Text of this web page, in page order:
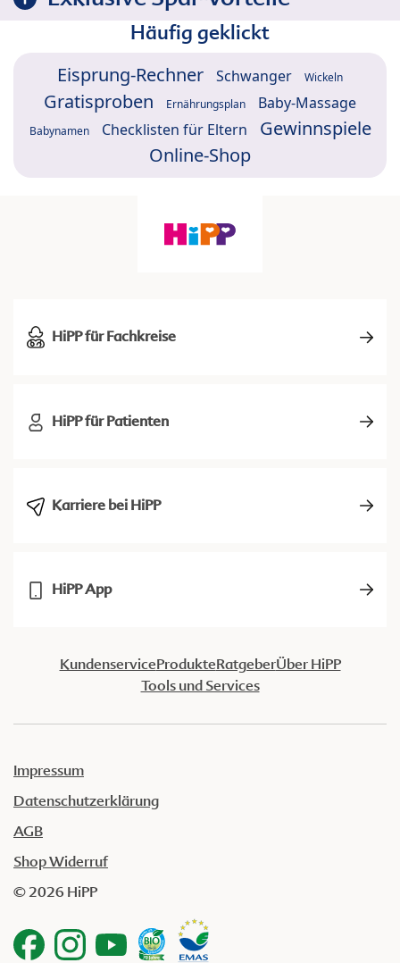
Häufig geklickt
Eisprung-Rechner Schwanger Wickeln
Gratisproben Ernährungsplan Baby-Massage
Babynamen Checklisten für Eltern
Gewinnspiele
Online-Shop
HiPP für Fachkreise
HiPP für Patienten
Karriere bei HiPP
HiPP App
KundenserviceProdukteRatgeberÜber HiPP
Tools und Services
Impressum
Datenschutzerklärung
AGB
Shop Widerruf
© 2026 HiPP